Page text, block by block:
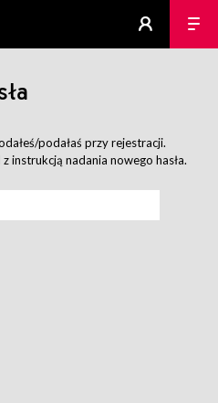
podałaś przy rejestracji.
instrukcją nadania nowego hasła.